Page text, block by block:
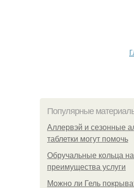
Популярные
Аллервэй и сезонные
таблетки могут помочь
Обручальные кольца на
преимущества услуги
Можно ли Гель